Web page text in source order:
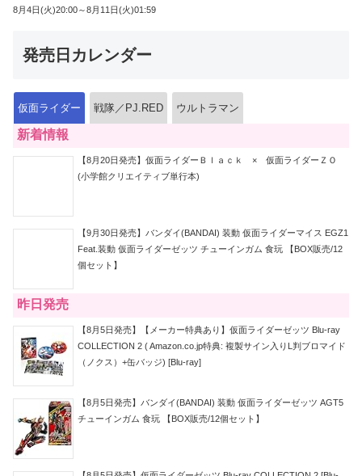
8月4日(火)20:00～8月11日(火)01:59
発売日カレンダー
仮面ライダー 戦隊／PJ.RED ウルトラマン
新着情報
【8月20日発売】仮面ライダーＢｌａｃｋ × 仮面ライダーＺＯ
(小学館クリエイティブ単行本)
【9月30日発売】バンダイ(BANDAI) 装動 仮面ライダーマイス EGZ1
Feat.装動 仮面ライダーゼッツ チューインガム 食玩 【BOX販売/12
個セット】
昨日発売
【8月5日発売】【メーカー特典あり】仮面ライダーゼッツ Blu-ray
COLLECTION 2 ( Amazon.co.jp特典: 複製サイン入りL判ブロマイド
（ノクス）+缶バッジ) [Blu-ray]
【8月5日発売】バンダイ(BANDAI) 装動 仮面ライダーゼッツ AGT5
チューインガム 食玩 【BOX販売/12個セット】